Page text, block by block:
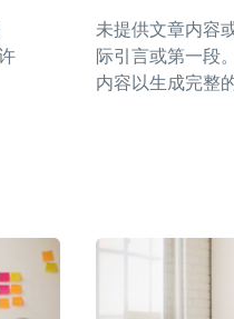
未提供文章内容
际引言或第一段
内容以生成完整